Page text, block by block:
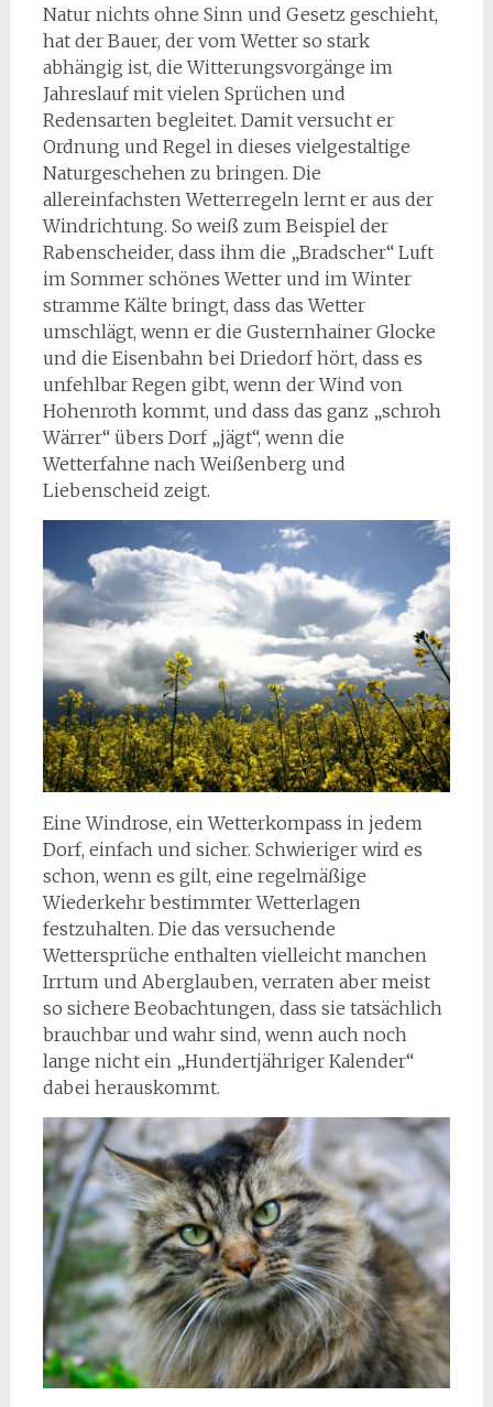
Natur nichts ohne Sinn und Gesetz geschieht,
hat der Bauer, der vom Wetter so stark
abhängig ist, die Witterungsvorgänge im
Jahreslauf mit vielen Sprüchen und
Redensarten begleitet. Damit versucht er
Ordnung und Regel in dieses vielgestaltige
Naturgeschehen zu bringen. Die
allereinfachsten Wetterregeln lernt er aus der
Windrichtung. So weiß zum Beispiel der
Rabenscheider, dass ihm die „Bradscher“ Luft
im Sommer schönes Wetter und im Winter
stramme Kälte bringt, dass das Wetter
umschlägt, wenn er die Gusternhainer Glocke
und die Eisenbahn bei Driedorf hört, dass es
unfehlbar Regen gibt, wenn der Wind von
Hohenroth kommt, und dass das ganz „schroh
Wärrer“ übers Dorf „jägt“, wenn die
Wetterfahne nach Weißenberg und
Liebenscheid zeigt.
Eine Windrose, ein Wetterkompass in jedem
Dorf, einfach und sicher. Schwieriger wird es
schon, wenn es gilt, eine regelmäßige
Wiederkehr bestimmter Wetterlagen
festzuhalten. Die das versuchende
Wettersprüche enthalten vielleicht manchen
Irrtum und Aberglauben, verraten aber meist
so sichere Beobachtungen, dass sie tatsächlich
brauchbar und wahr sind, wenn auch noch
lange nicht ein „Hundertjähriger Kalender“
dabei herauskommt.